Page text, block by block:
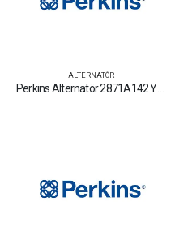
ALTERNATÖR
Perkins Alternatör 2871A142 Yedek Parça Fiyat Tamir Bakım Satan Firmalar